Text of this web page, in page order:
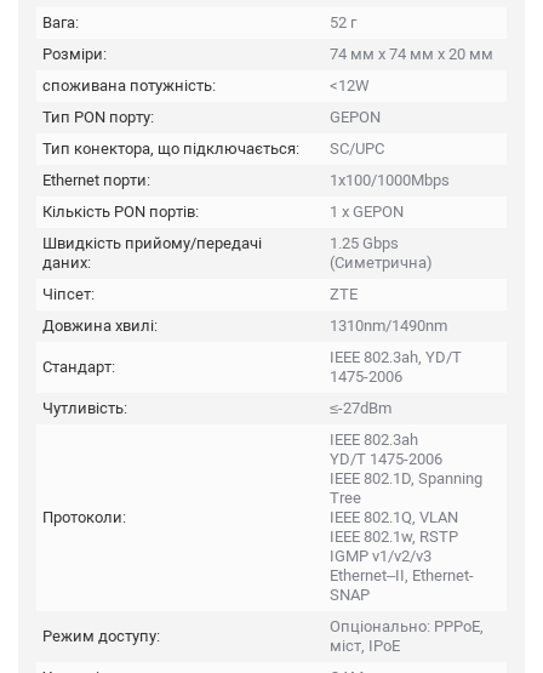
Вага:
52 г
Розміри:
74 мм х 74 мм х 20 мм
споживана потужність:
<12W
Тип PON порту:
GEPON
Тип конектора, що підключається:
SC/UPC
Ethernet порти:
1x100/1000Mbps
Кількість PON портів:
1 x GEPON
Швидкість прийому/передачі
даних:
1.25 Gbps
(Симетрична)
Чіпсет:
ZTE
Довжина хвилі:
1310nm/1490nm
Стандарт:
IEEE 802.3ah, YD/T
1475-2006
Чутливість:
≤-27dBm
Протоколи:
IEEE 802.3ah
YD/T 1475-2006
IEEE 802.1D, Spanning
Tree
IEEE 802.1Q, VLAN
IEEE 802.1w, RSTP
IGMP v1/v2/v3
Ethernet–II, Ethernet-
SNAP
Режим доступу:
Опціонально: PPPoE,
міст, IPoE